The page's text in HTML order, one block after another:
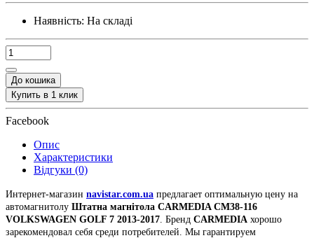
Наявність: На складі
До кошика
Купить в 1 клик
Facebook
Опис
Характеристики
Відгуки (0)
Интернет-магазин navistar.com.ua предлагает оптимальную цену на
автомагнитолу Штатна магнітола CARMEDIA CM38-116
VOLKSWAGEN GOLF 7 2013-2017 . Бренд CARMEDIA хорошо
зарекомендовал себя среди потребителей. Мы гарантируем